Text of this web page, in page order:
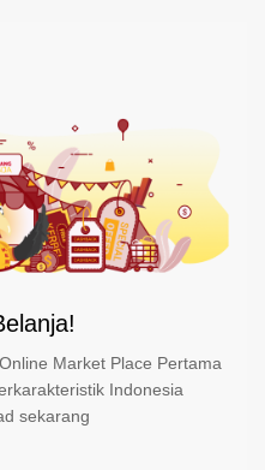
Market Place Pertama
Indonesia
sekarang